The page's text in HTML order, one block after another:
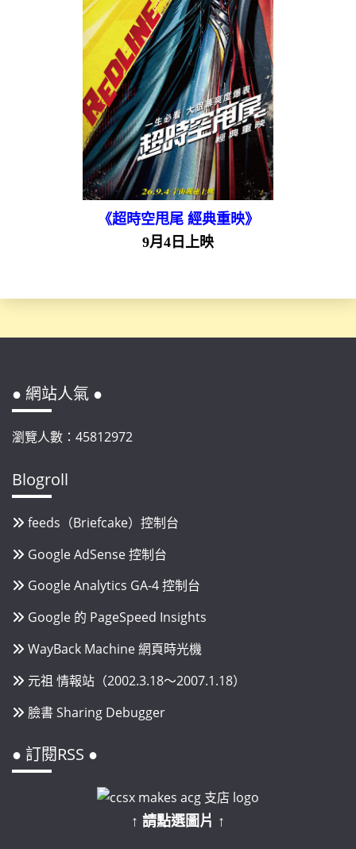
《超時空甩尾 經典重映》
9月4日上映
● 網站人氣 ●
瀏覽人數：45812972
Blogroll
feeds（Briefcake）控制台
Google AdSense 控制台
Google Analytics GA-4 控制台
Google 的 PageSpeed Insights
WayBack Machine 網頁時光機
元祖 情報站（2002.3.18～2007.1.18）
臉書 Sharing Debugger
● 訂閱RSS ●
↑ 請點選圖片 ↑